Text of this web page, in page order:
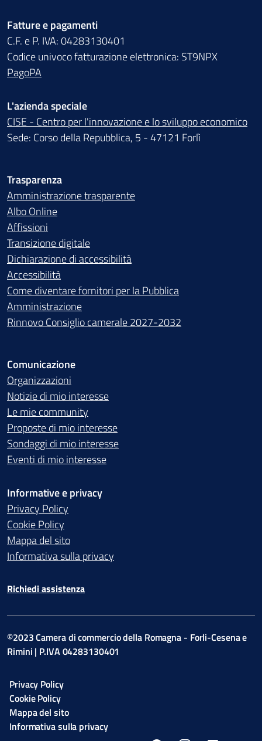
Fatture e pagamenti
C.F. e P. IVA: 04283130401
Codice univoco fatturazione elettronica: ST9NPX
PagoPA
L'azienda speciale
CISE - Centro per l'innovazione e lo sviluppo economico
Sede: Corso della Repubblica, 5 - 47121 Forlì
Trasparenza
Amministrazione trasparente
Albo Online
Affissioni
Transizione digitale
Dichiarazione di accessibilità
Accessibilità
Come diventare fornitori per la Pubblica
Amministrazione
Rinnovo Consiglio camerale 2027-2032
Comunicazione
Organizzazioni
Notizie di mio interesse
Le mie community
Proposte di mio interesse
Sondaggi di mio interesse
Eventi di mio interesse
Informative e privacy
Privacy Policy
Cookie Policy
Mappa del sito
Informativa sulla privacy
Richiedi assistenza
©2023 Camera di commercio della Romagna - Forli-Cesena e
Rimini | P.IVA 04283130401
Privacy Policy
Cookie Policy
Mappa del sito
Informativa sulla privacy